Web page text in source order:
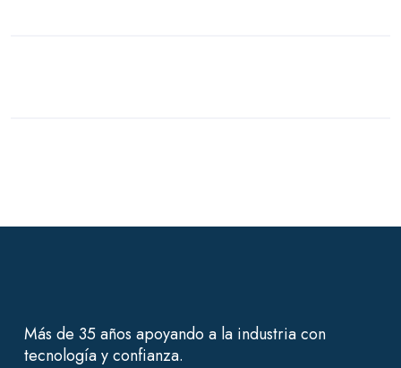
Más de 35 años apoyando a la industria con
tecnología y confianza.